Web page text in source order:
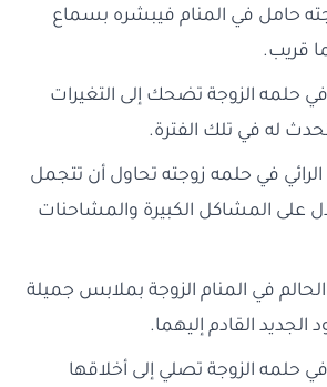
حامل في المنام فيبشره بسماع
قريب.
في حلمه الزوجة تضحك إلى التغيرات
له في تلك الفترة.
في حلمه زوجته تحاول أن تتجمل
على المشاكل الكبيرة والمشاحنات
في المنام الزوجة بملابس جميلة
الجديد القادم إليهما.
في حلمه الزوجة تصلي إلى أخلاقها